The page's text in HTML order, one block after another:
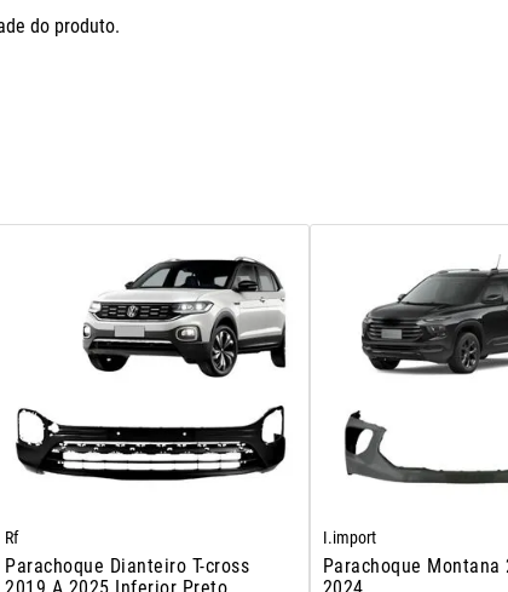
do produto.
Rf
Parachoque Dianteiro T-cross
I.import
Parachoque Montana